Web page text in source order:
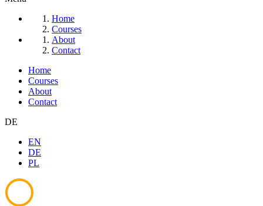
Home
Courses
About
Contact
Home
Courses
About
Contact
DE
EN
DE
PL